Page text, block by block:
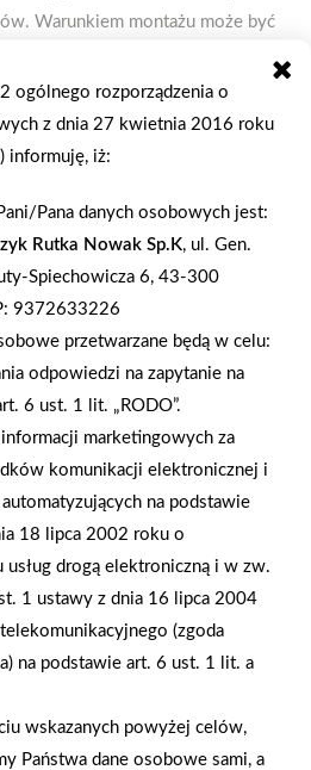
Warunkiem montażu może być
z jednego lub kilku elementów –
niż pięć, chociaż zdarzają się
Parawany nawannowe najczęściej
nasza wanna została
ścianami, do jej
drzwi wannowe lub zabudowę
sprzedawcy używają tych określeń
użycie sprawia, że zostanie
chroniona przestrzeń prysznicowa.
gdy wanna wymaga
konieczne będzie
drzwi wannowych ze stałą
najczęściej można stosować do
do 180 cm.Funkcjonalna i trwała
nawannowej korzystamy przy
istotny jest sposób jej obsługi. Do
lub zsuwane. Składane
uniwersalnych i można je
wanien. Po złożeniu taka
nie sprawia też problemów
wymagają montażu prowadnicy,
ogólnego rozporządzenia o
z dnia 27 kwietnia 2016 roku
informuję, iż:
Pana danych osobowych jest:
Rutka Nowak Sp.K, ul. Gen.
Spiechowicza 6, 43-300
9372633226
przetwarzane będą w celu:
odpowiedzi na zapytanie na
6 ust. 1 lit. „RODO”.
informacji marketingowych za
komunikacji elektronicznej i
na podstawie
18 lipca 2002 roku o
usług drogą elektroniczną i w zw.
1 ustawy z dnia 16 lipca 2004
(zgoda
na podstawie art. 6 ust. 1 lit. a
wskazanych powyżej celów,
Państwa dane osobowe sami, a